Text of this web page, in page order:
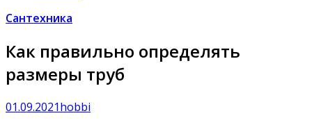
Сантехника
Как правильно определять
размеры труб
01.09.2021hobbi